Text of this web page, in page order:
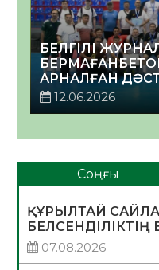
БЕЛГІЛІ
АРНАЛҒАН
12.06.2026
Соңғы
ҚҰРЫЛТАЙ
БЕЛСЕНДІЛІКТІҢ
07.08.2026